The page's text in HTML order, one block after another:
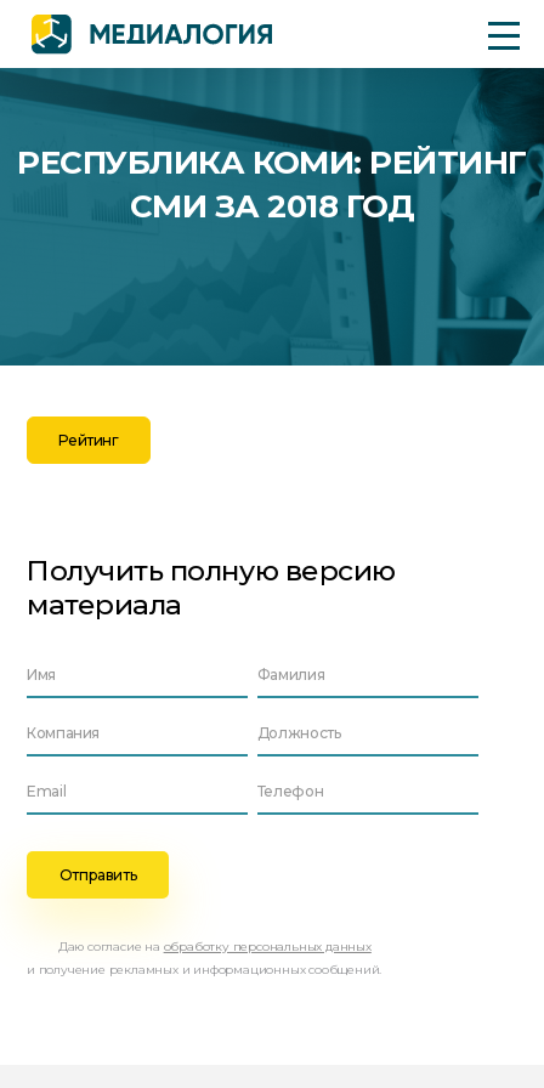
РЕСПУБЛИКА КОМИ: РЕЙТИНГ
СМИ ЗА 2018 ГОД
Рейтинг
Получить полную версию
материала
Даю согласие на обработку персональных данных
и получение рекламных и информационных сообщений.